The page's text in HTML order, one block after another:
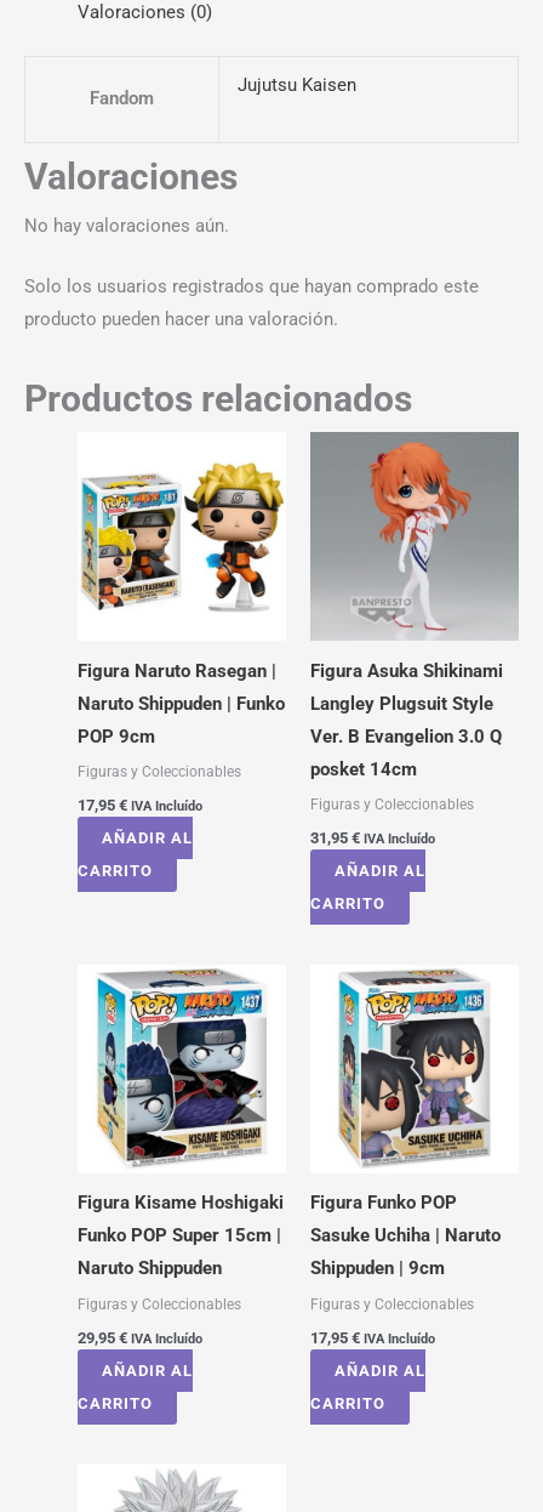
Valoraciones (0)
Fandom
Jujutsu Kaisen
Valoraciones
No hay valoraciones aún.
Solo los usuarios registrados que hayan comprado este
producto pueden hacer una valoración.
Productos relacionados
Figura Naruto Rasegan |
Naruto Shippuden | Funko
POP 9cm
Figuras y Coleccionables
17,95 € IVA Incluído
AÑADIR AL
CARRITO
Figura Asuka Shikinami
Langley Plugsuit Style
Ver. B Evangelion 3.0 Q
posket 14cm
Figuras y Coleccionables
31,95 € IVA Incluído
AÑADIR AL
CARRITO
Figura Kisame Hoshigaki
Funko POP Super 15cm |
Naruto Shippuden
Figuras y Coleccionables
29,95 € IVA Incluído
AÑADIR AL
CARRITO
Figura Funko POP
Sasuke Uchiha | Naruto
Shippuden | 9cm
Figuras y Coleccionables
17,95 € IVA Incluído
AÑADIR AL
CARRITO